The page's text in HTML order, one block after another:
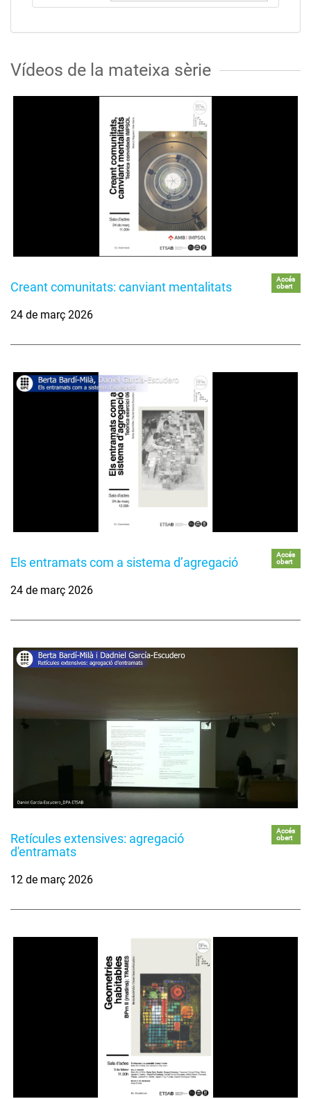
Vídeos de la mateixa sèrie
Creant comunitats: canviant mentalitats
Accés
obert
24 de març 2026
Els entramats com a sistema d’agregació
Accés
obert
24 de març 2026
Retícules extensives: agregació
d'entramats
Accés
obert
12 de març 2026